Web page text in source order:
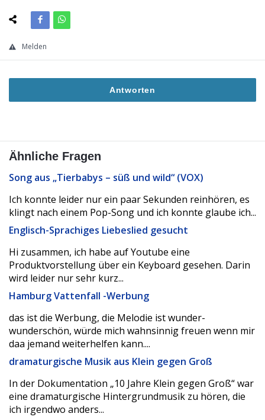
Melden
Antworten
Ähnliche Fragen
Song aus „Tierbabys – süß und wild“ (VOX)
Ich konnte leider nur ein paar Sekunden reinhören, es
klingt nach einem Pop-Song und ich konnte glaube ich...
Englisch-Sprachiges Liebeslied gesucht
Hi zusammen, ich habe auf Youtube eine
Produktvorstellung über ein Keyboard gesehen. Darin
wird leider nur sehr kurz...
Hamburg Vattenfall -Werbung
das ist die Werbung, die Melodie ist wunder-
wunderschön, würde mich wahnsinnig freuen wenn mir
daa jemand weiterhelfen kann....
dramaturgische Musik aus Klein gegen Groß
In der Dokumentation „10 Jahre Klein gegen Groß“ war
eine dramaturgische Hintergrundmusik zu hören, die
ich irgendwo anders...